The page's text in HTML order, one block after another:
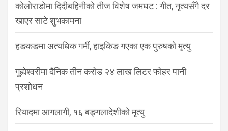
कोलोराडोमा दिदीबहिनीको तीज विशेष जमघट : गीत, नृत्यसँगै दर
खाएर साटे शुभकामना
हङकङमा अत्यधिक गर्मी, हाइकिङ गएका एक पुरुषको मृत्यु
गुह्येश्वरीमा दैनिक तीन करोड २४ लाख लिटर फोहर पानी
प्रशोधन
रियादमा आगलागी, १६ बङ्गलादेशीको मृत्यु